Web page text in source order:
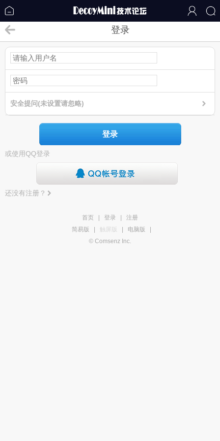
登录
安全提问(未设置请忽略)
登录
或使用QQ登录
还没有注册？
首页 登录
注册
简易版
触屏版 电脑版
© Comsenz Inc.